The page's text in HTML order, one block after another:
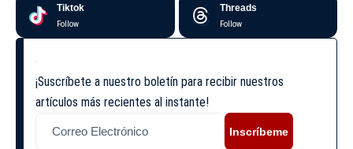
Tiktok
Follow
Threads
Follow
¡Suscríbete a nuestro boletín para recibir nuestros
artículos más recientes al instante!
Inscríbeme